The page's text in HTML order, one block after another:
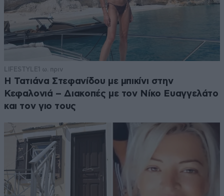
LIFESTYLE1 ω. πριν
Η Τατιάνα Στεφανίδου με μπικίνι στην
Κεφαλονιά – Διακοπές με τον Νίκο Ευαγγελάτο
και τον γιο τους